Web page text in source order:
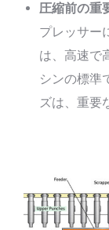
圧縮前の重
プレッサー
は、高速で
シンの標準
ズは、重要